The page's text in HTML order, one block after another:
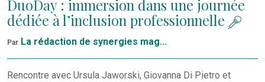
DuoDay : immersion dans une journée
dédiée à l’inclusion professionnelle
Par La rédaction de synergies mag...
Rencontre avec Ursula Jaworski, Giovanna Di Pietro et